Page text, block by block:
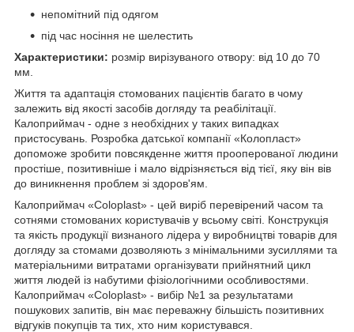
непомітний під одягом
під час носіння не шелестить
Характеристики: розмір вирізуваного отвору: від 10 до 70
мм.
Життя та адаптація стомованих пацієнтів багато в чому
залежить від якості засобів догляду та реабілітації.
Калоприймач - одне з необхідних у таких випадках
пристосувань. Розробка датської компанії «Колопласт»
допоможе зробити повсякденне життя прооперованої людини
простіше, позитивніше і мало відрізняється від тієї, яку він вів
до виникнення проблем зі здоров'ям.
Калоприймач «Coloplast» - цей виріб перевірений часом та
сотнями стомованих користувачів у всьому світі. Конструкція
та якість продукції визнаного лідера у виробництві товарів для
догляду за стомами дозволяють з мінімальними зусиллями та
матеріальними витратами організувати прийнятний цикл
життя людей із набутими фізіологічними особливостями.
Калоприймач «Coloplast» - вибір №1 за результатами
пошукових запитів, він має переважну більшість позитивних
відгуків покупців та тих, хто ним користувався.